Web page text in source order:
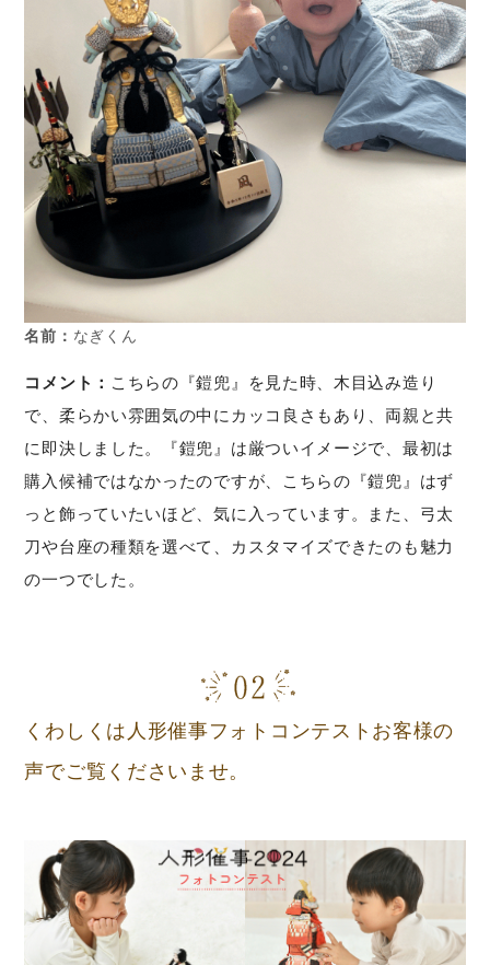
名前： なぎくん
コメント： こちらの『鎧兜』を見た時、木目込み造り
で、柔らかい雰囲気の中にカッコ良さもあり、両親と共
に即決しました。『鎧兜』は厳ついイメージで、最初は
購入候補ではなかったのですが、こちらの『鎧兜』はず
っと飾っていたいほど、気に入っています。また、弓太
刀や台座の種類を選べて、カスタマイズできたのも魅力
の一つでした。
くわしくは人形催事フォトコンテストお客様の
声でご覧くださいませ。